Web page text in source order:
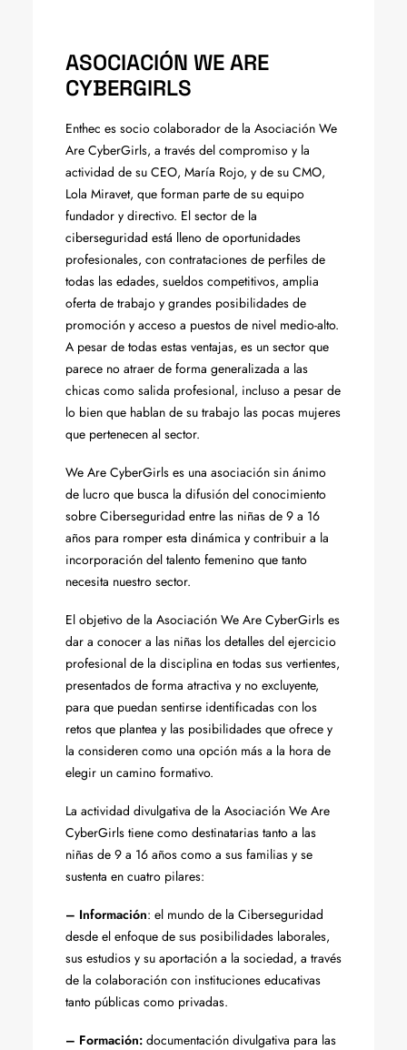
ASOCIACIÓN WE ARE
CYBERGIRLS
Enthec es socio colaborador de la Asociación We
Are CyberGirls, a través del compromiso y la
actividad de su CEO, María Rojo, y de su CMO,
Lola Miravet, que forman parte de su equipo
fundador y directivo. El sector de la
ciberseguridad está lleno de oportunidades
profesionales, con contrataciones de perfiles de
todas las edades, sueldos competitivos, amplia
oferta de trabajo y grandes posibilidades de
promoción y acceso a puestos de nivel medio-alto.
A pesar de todas estas ventajas, es un sector que
parece no atraer de forma generalizada a las
chicas como salida profesional, incluso a pesar de
lo bien que hablan de su trabajo las pocas mujeres
que pertenecen al sector.
We Are CyberGirls es una asociación sin ánimo
de lucro que busca la difusión del conocimiento
sobre Ciberseguridad entre las niñas de 9 a 16
años para romper esta dinámica y contribuir a la
incorporación del talento femenino que tanto
necesita nuestro sector.
El objetivo de la Asociación We Are CyberGirls es
dar a conocer a las niñas los detalles del ejercicio
profesional de la disciplina en todas sus vertientes,
presentados de forma atractiva y no excluyente,
para que puedan sentirse identificadas con los
retos que plantea y las posibilidades que ofrece y
la consideren como una opción más a la hora de
elegir un camino formativo.
La actividad divulgativa de la Asociación We Are
CyberGirls tiene como destinatarias tanto a las
niñas de 9 a 16 años como a sus familias y se
sustenta en cuatro pilares:
– Información: el mundo de la Ciberseguridad
desde el enfoque de sus posibilidades laborales,
sus estudios y su aportación a la sociedad, a través
de la colaboración con instituciones educativas
tanto públicas como privadas.
– Formación: documentación divulgativa para las